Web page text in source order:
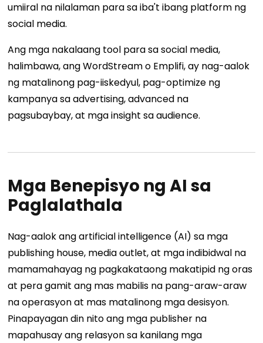
umiiral na nilalaman para sa iba't ibang platform ng
social media.
Ang mga nakalaang tool para sa social media,
halimbawa, ang WordStream o Emplifi, ay nag-aalok
ng matalinong pag-iiskedyul, pag-optimize ng
kampanya sa advertising, advanced na
pagsubaybay, at mga insight sa audience.
Mga Benepisyo ng AI sa
Paglalathala
Nag-aalok ang artificial intelligence (AI) sa mga
publishing house, media outlet, at mga indibidwal na
mamamahayag ng pagkakataong makatipid ng oras
at pera gamit ang mas mabilis na pang-araw-araw
na operasyon at mas matalinong mga desisyon.
Pinapayagan din nito ang mga publisher na
mapahusay ang relasyon sa kanilang mga